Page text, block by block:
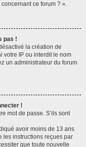
ce forum ? ».
pas !
la création de
votre IP ou interdit le nom
un administrateur du forum
!
mot de passe. S’ils sont
avoir moins de 13 ans
les instructions reçues par
que toute nouvelle